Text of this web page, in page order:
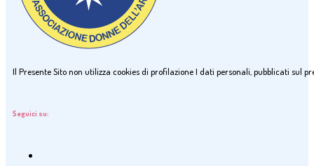
Il Presente Sito non utilizza cookies di profilazione I dati personali, pubblicati sul
Seguici su: